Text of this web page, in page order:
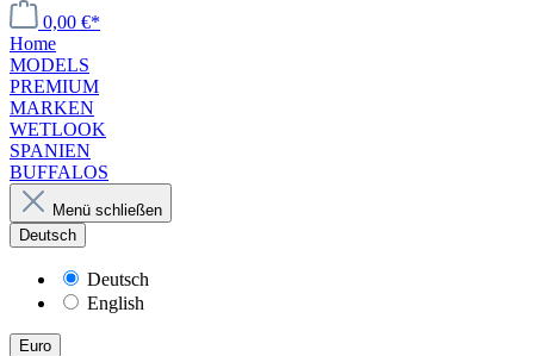
0,00 €*
Home
MODELS
PREMIUM
MARKEN
WETLOOK
SPANIEN
BUFFALOS
Menü schließen
Deutsch
Deutsch
English
Euro